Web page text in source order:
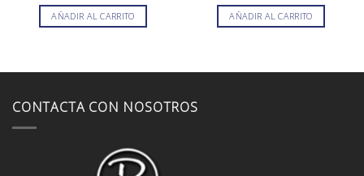
AÑADIR AL CARRITO
AÑADIR AL CARRITO
CONTACTA CON NOSOTROS